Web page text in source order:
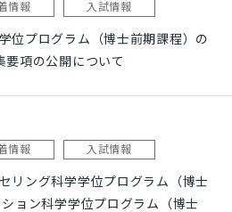
情報 入試情報
位プログラム（博士前期課程）の
要項の公開について
情報 入試情報
リング科学学位プログラム（博士
ョン科学学位プログラム（博士